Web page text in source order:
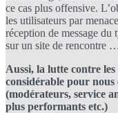
ce cas plus offensive.
les utilisateurs par
réception de message du
sur un site de rencontre
Aussi, la lutte contre
considérable pour
(modérateurs, service
plus performants etc.)